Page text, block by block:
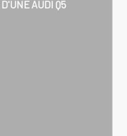
AUDI Q5